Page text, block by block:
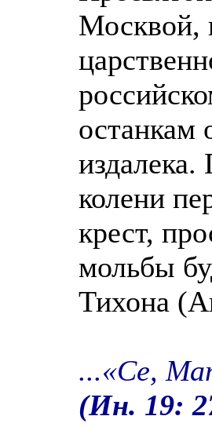
Москвой,
останкам
колени
крест,
мольбы
Тихона
...«Се,
(Ин. 19: